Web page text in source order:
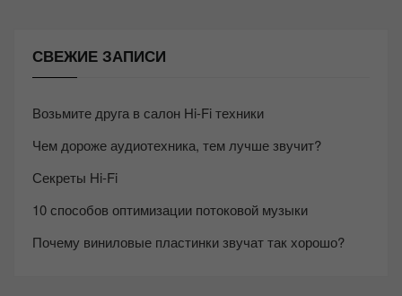
СВЕЖИЕ ЗАПИСИ
Возьмите друга в салон Hi-Fi техники
Чем дороже аудиотехника, тем лучше звучит?
Секреты Hi-Fi
10 способов оптимизации потоковой музыки
Почему виниловые пластинки звучат так хорошо?